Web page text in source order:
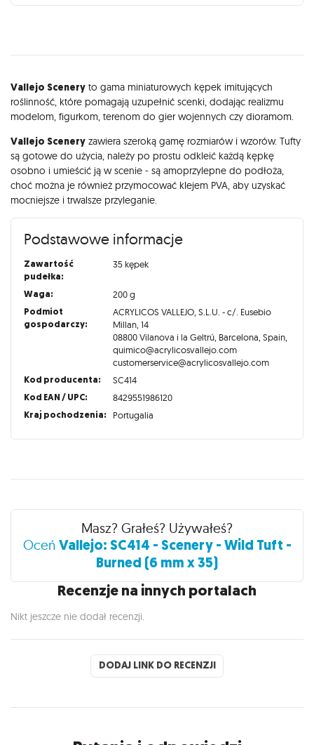
Opis
Vallejo Scenery to gama miniaturowych kępek imitujących
roślinność, które pomagają uzupełnić scenki, dodając realizmu
modelom, figurkom, terenom do gier wojennych czy dioramom.
Vallejo Scenery zawiera szeroką gamę rozmiarów i wzorów. Tufty
są gotowe do użycia, należy po prostu odkleić każdą kępkę
osobno i umieścić ją w scenie - są amoprzylepne do podłoża,
choć można je również przymocować klejem PVA, aby uzyskać
mocniejsze i trwalsze przyleganie.
Podstawowe informacje
Zawartość
pudełka:
35 kępek
Waga: 200 g
Podmiot
gospodarczy:
ACRYLICOS VALLEJO, S.L.U. - c/. Eusebio
Millan, 14
08800 Vilanova i la Geltrú, Barcelona, Spain,
quimico@acrylicosvallejo.com
customerservice@acrylicosvallejo.com
Kod producenta: SC414
Kod EAN / UPC: 8429551986120
Kraj pochodzenia: Portugalia
Recenzje
Masz? Grałeś? Używałeś?
Oceń Vallejo: SC414 - Scenery - Wild Tuft -
Burned (6 mm x 35)
Recenzje na innych portalach
Nikt jeszcze nie dodał recenzji.
DODAJ LINK DO RECENZJI